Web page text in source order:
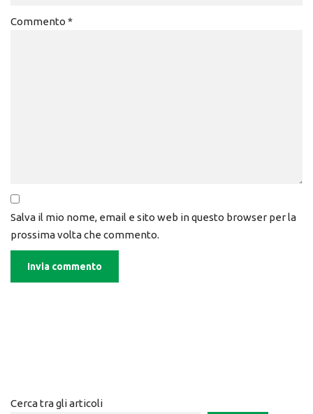
Commento *
Salva il mio nome, email e sito web in questo browser per la
prossima volta che commento.
Cerca tra gli articoli